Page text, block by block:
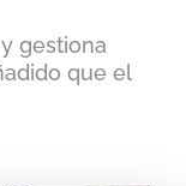
gestiona
que el